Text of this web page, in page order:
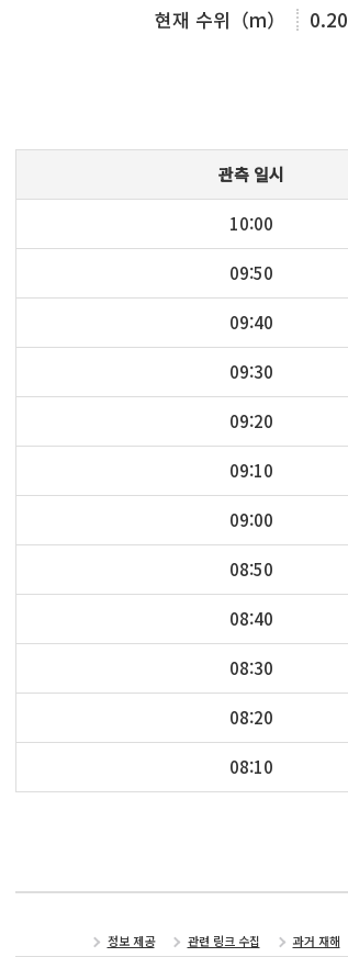
현재 수위（m） 0.20
관측 일시
10:00
09:50
09:40
09:30
09:20
09:10
09:00
08:50
08:40
08:30
08:20
08:10
정보 제공 관련 링크 수집 과거 재해